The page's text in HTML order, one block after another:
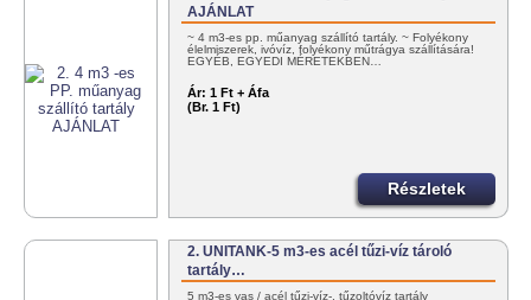
AJÁNLAT
~ 4 m3-es pp. műanyag szállító tartály. ~ Folyékony
élelmiszerek, ivóvíz, folyékony műtrágya szállítására!
EGYÉB, EGYEDI MÉRETEKBEN…
Ár: 1 Ft + Áfa
(Br. 1 Ft)
Részletek
2. UNITANK-5 m3-es acél tűzi-víz tároló
tartály…
5 m3-es vas / acél tűzi-víz-, tűzoltóvíz tartály